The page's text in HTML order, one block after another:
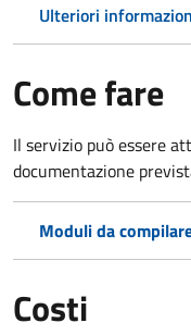
Ulteriori
Come fare
Il servizio può essere
documentazione
Moduli da
Costi